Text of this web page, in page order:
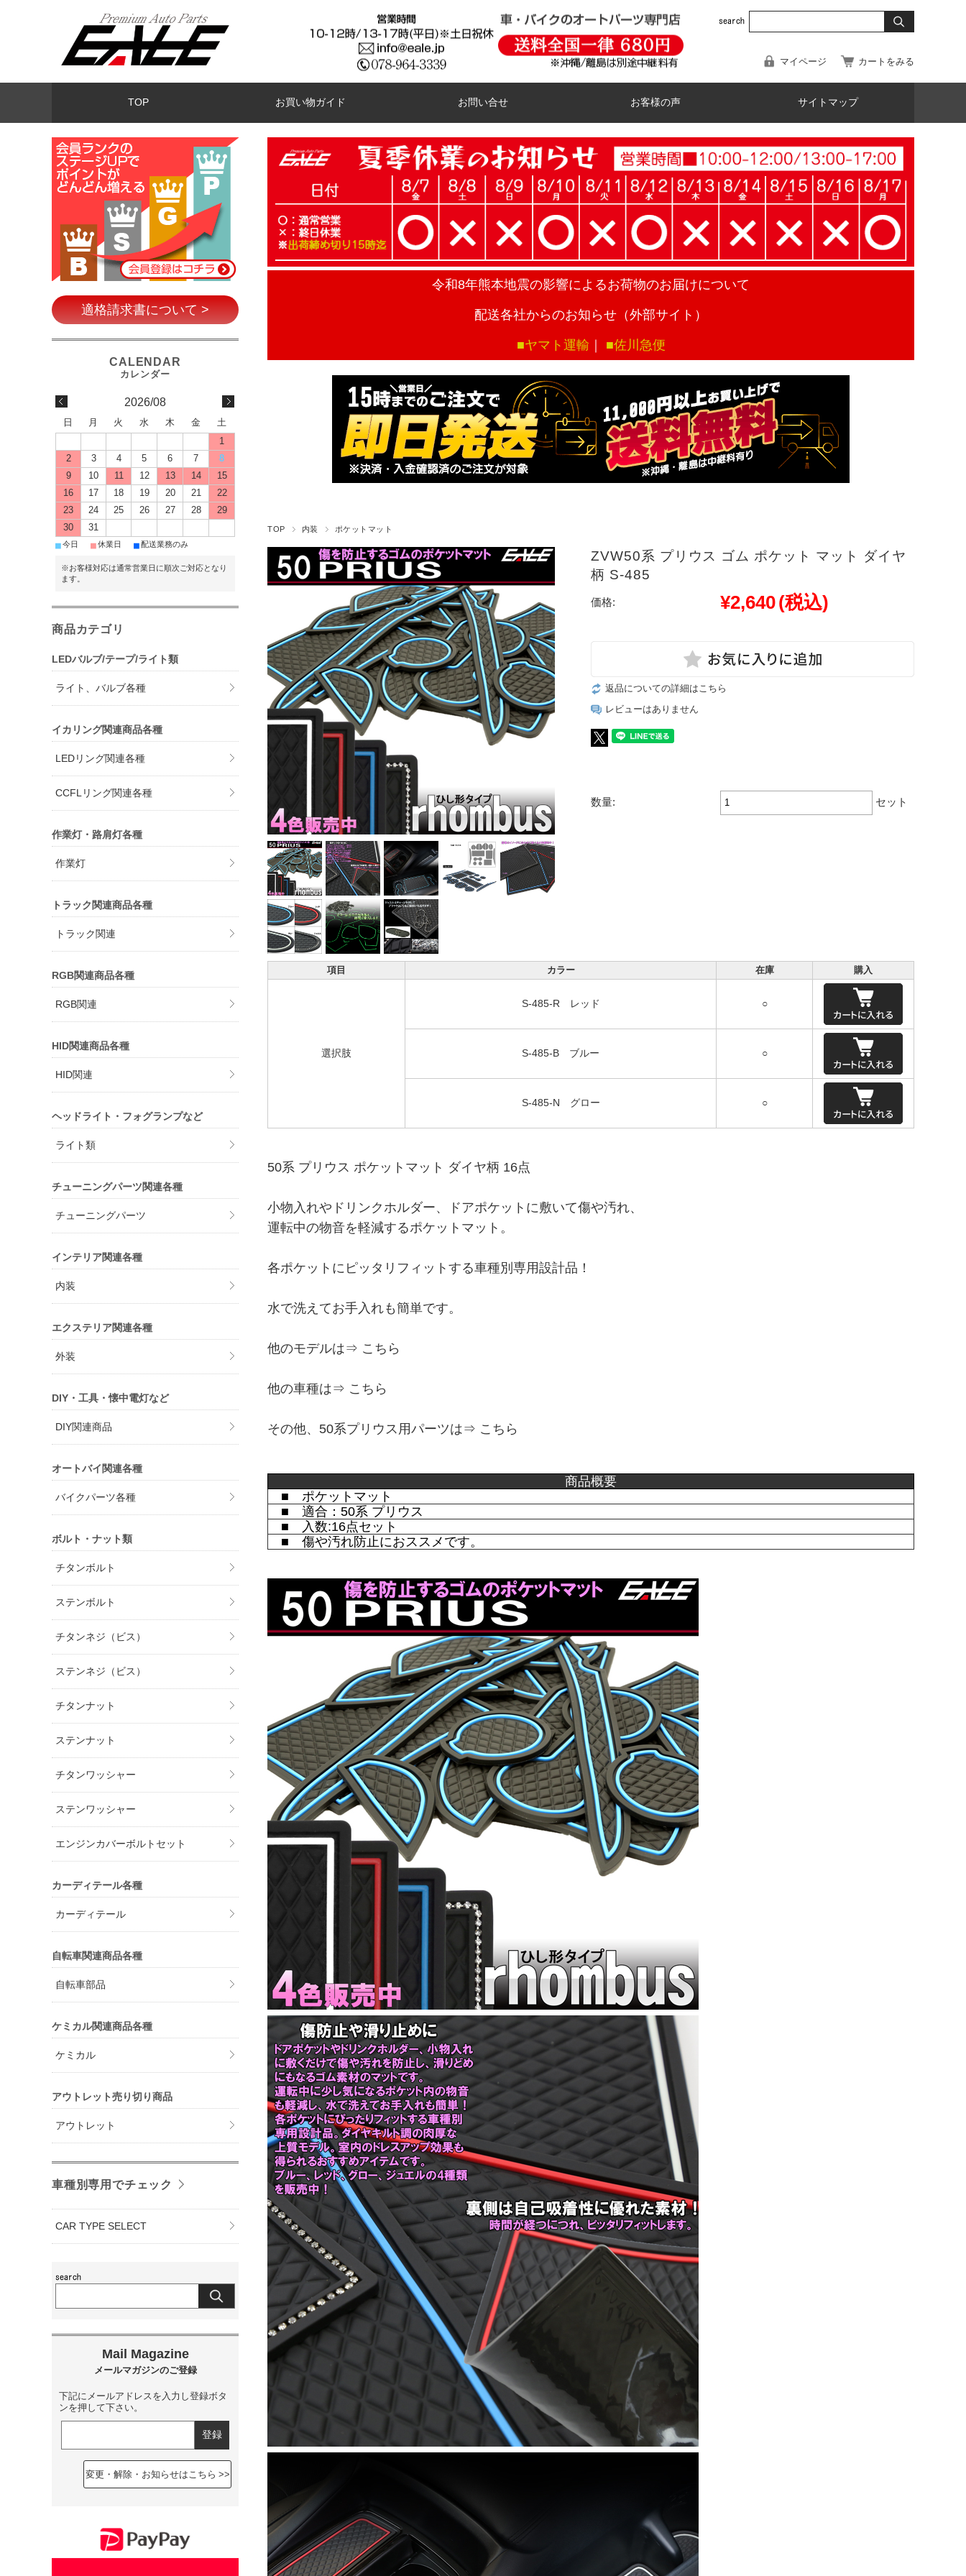
マイページ カートをみる
TOP お買い物ガイド お問い合せ お客様の声 サイトマップ
令和8年熊本地震の影響によるお荷物のお届けについて
配送各社からのお知らせ（外部サイト）
■ヤマト運輸 ■佐川急便
TOP 内装 ポケットマット
ZVW50系 プリウス ゴム ポケット マット ダイヤ
柄 S-485
価格: ¥2,640(税込)
返品についての詳細はこちら
レビューはありません
数量: セット
項目 カラー 在庫 購入
選択肢
S-485-R レッド ○
S-485-B ブルー ○
S-485-N グロー ○
50系 プリウス ポケットマット ダイヤ柄 16点
小物入れやドリンクホルダー、ドアポケットに敷いて傷や汚れ、
運転中の物音を軽減するポケットマット。
各ポケットにピッタリフィットする車種別専用設計品！
水で洗えてお手入れも簡単です。
他のモデルは⇒ こちら
他の車種は⇒ こちら
その他、50系プリウス用パーツは⇒ こちら
商品概要
■ ポケットマット
■ 適合：50系 プリウス
■ 入数:16点セット
■ 傷や汚れ防止におススメです。
適格請求書について >
2026/08
日 月 火 水 木 金
土
1
2
3 4 5 6 7
8
9
10 11 12 13 14
15
16
17 18 19 20 21
22
23
24 25 26 27 28
29
30
31
■今日 ■休業日 ■配送業務のみ
※お客様対応は通常営業日に順次ご対応となり
ます。
商品カテゴリ
LEDバルブ/テープ/ライト類
ライト、バルブ各種
イカリング関連商品各種
LEDリング関連各種
CCFLリング関連各種
作業灯・路肩灯各種
作業灯
トラック関連商品各種
トラック関連
RGB関連商品各種
RGB関連
HID関連商品各種
HID関連
ヘッドライト・フォグランプなど
ライト類
チューニングパーツ関連各種
チューニングパーツ
インテリア関連各種
内装
エクステリア関連各種
外装
DIY・工具・懐中電灯など
DIY関連商品
オートバイ関連各種
バイクパーツ各種
ボルト・ナット類
チタンボルト
ステンボルト
チタンネジ（ビス）
ステンネジ（ビス）
チタンナット
ステンナット
チタンワッシャー
ステンワッシャー
エンジンカバーボルトセット
カーディテール各種
カーディテール
自転車関連商品各種
自転車部品
ケミカル関連商品各種
ケミカル
アウトレット売り切り商品
アウトレット
車種別専用でチェック
CAR TYPE SELECT
下記にメールアドレスを入力し登録ボタ
ンを押して下さい。
変更・解除・お知らせはこちら